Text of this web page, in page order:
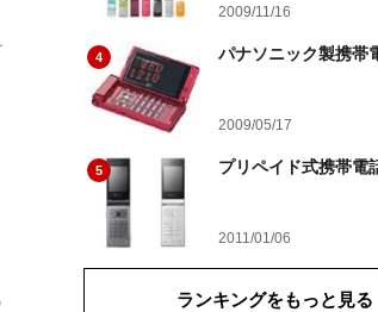
2009/11/16
4 パナソニック製携帯
2009/05/17
5 プリペイド式携帯電
2011/01/06
ランキングをもっと見る